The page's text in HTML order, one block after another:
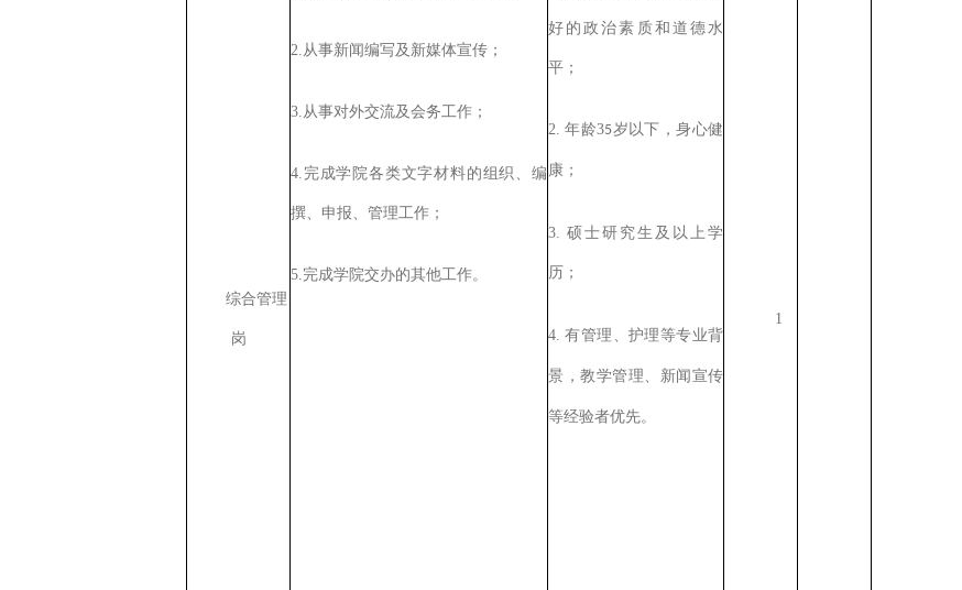
综合管理
岗
2.从事新闻编写及新媒体宣传；
3.从事对外交流及会务工作；
4. 完成学院各类文字材料的组织、编
撰、申报、管理工作；
5.完成学院交办的其他工作。
好的政治素质和道德水
平；
2.年龄35岁以下，身心健
康；
3. 硕士研究生及以上学
历；
4.有管理 、护理等专业背
景，教学管理、新闻宣传
等经验者优先。
1